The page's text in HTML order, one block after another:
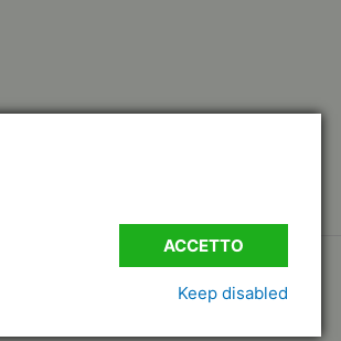
ACCETTO
Keep disabled